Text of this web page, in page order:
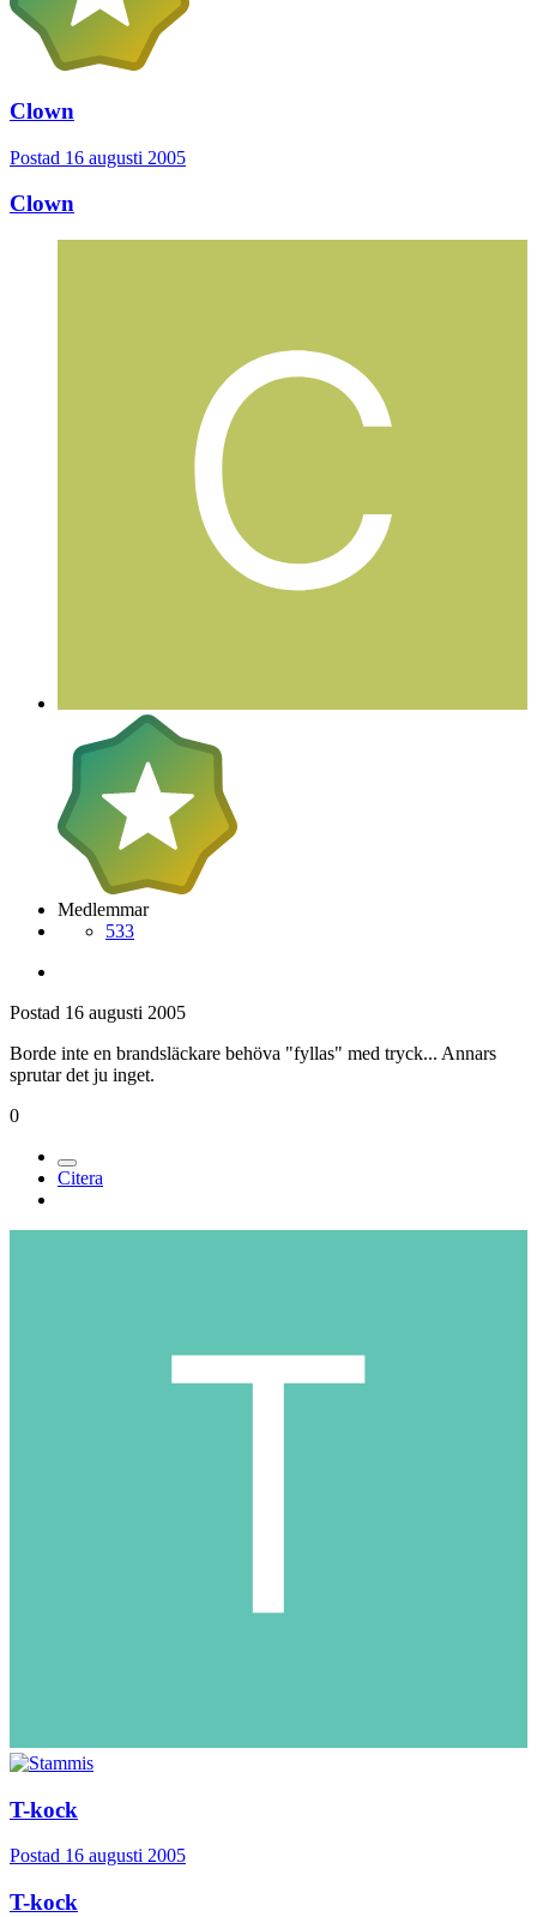
Clown
Postad 16 augusti 2005
Clown
Medlemmar
533
Postad 16 augusti 2005
Borde inte en brandsläckare behöva "fyllas" med tryck... Annars
sprutar det ju inget.
0
Citera
T-kock
Postad 16 augusti 2005
T-kock